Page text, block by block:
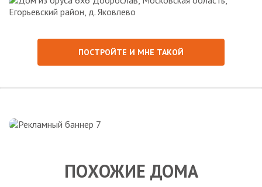
ПОСТРОЙТЕ И МНЕ ТАКОЙ
ПОХОЖИЕ ДОМА